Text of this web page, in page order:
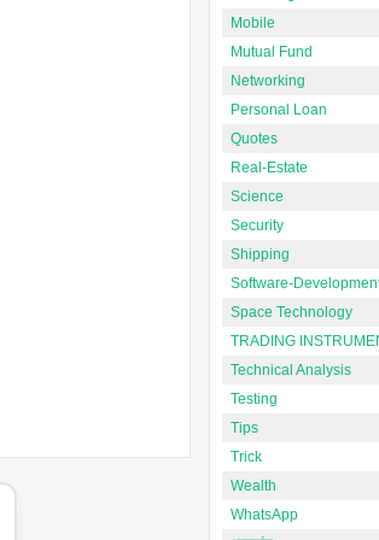
Mobile
Mutual Fund
Networking
Personal Loan
Quotes
Real-Estate
Science
Security
Shipping
Software-
Space Technology
TRADING
Technical Analysis
Testing
Tips
Trick
Wealth
WhatsApp